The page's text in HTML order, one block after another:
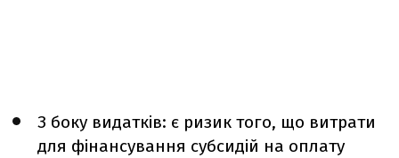
З боку видатків: є ризик того, що витрати
для фінансування субсидій на оплату